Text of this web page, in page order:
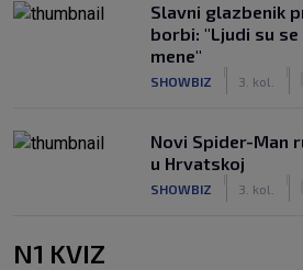
Slavni glazbenik
borbi: "Ljudi su
mene"
SHOWBIZ 3. kol.
Novi Spider-Man
u Hrvatskoj
SHOWBIZ 3. kol.
N1 KVIZ